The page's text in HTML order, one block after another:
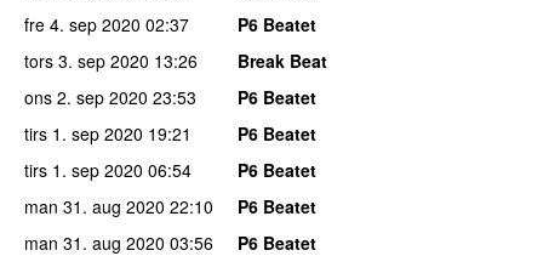
fre 4. sep 2020 02:37
P6 Beatet
tors 3. sep 2020 13:26
Break Beat
ons 2. sep 2020 23:53
P6 Beatet
tirs 1. sep 2020 19:21
P6 Beatet
tirs 1. sep 2020 06:54
P6 Beatet
man 31. aug 2020 22:10
P6 Beatet
man 31. aug 2020 03:56
P6 Beatet